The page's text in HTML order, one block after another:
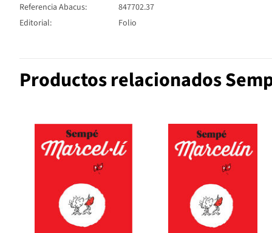
Referencia Abacus:
847702.37
Editorial:
Folio
Productos relacionados